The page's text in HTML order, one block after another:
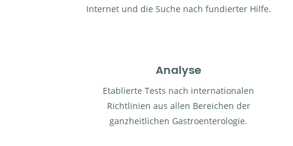
Internet und die Suche nach fundierter Hilfe.
Analyse
Etablierte Tests nach internationalen
Richtlinien aus allen Bereichen der
ganzheitlichen Gastroenterologie.